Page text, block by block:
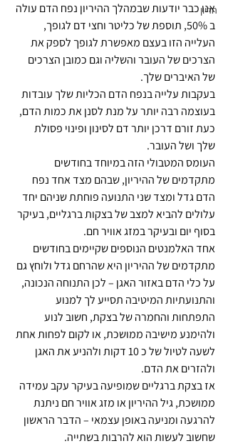
הריון
אנו כבר יודעות שבמהלך ההיריון נפח הדם עולה
ב 50%, תוספת של כליטר וחצי דם לגופך,
העלייה הזו בעצם מאפשרת לגופך לספק את
הצרכים של העובר והשליה וגם כמובן הצרכים
של האיברים שלך.
בעקבות עלייה בנפח הדם הכליות שלך עובדות
בעוצמה רבה יותר על מנת לסנן את כמות הדם,
כעת זורם דרכן יותר דם לסינון ופינוי פסולת
שלך ושל העובר.
העומס המטבולי הזה במיוחד בחודשים
מתקדמים של ההיריון, שבהם מצד אחד נפח
הדם גדל ומצד שני התנועה פוחתת שניהם יחד
עלולים להביא למצב של בצקות ברגליים, בעיקר
בסוף יום ובעיקר במזג אוויר חם.
אחד האלמנטים הנוספים שקיימים בחודשים
מתקדמים של ההיריון היא שהרחם גדל ולוחץ גם
על כלי הדם באזור האגן – לכן התנוחה הנכונה,
והתנועתיות המיטיבה תסייע לך למנוע
התפתחות והחמרה של בצקת, חשוב לנוע
ולהימנע מישיבה ממושכת, או לקום לפחות אחת
לשעה לטיול של כ 10 דקות ולהניע את האגן
ולהזרים את הדם.
אז בצקת ברגליים שמופיעה בעיקר עקב עמידה
ממושכת, גיל ההיריון או מזג אוויר חם ניתנת
להרגעה ומניעה באופן עצמאי – הדבר הראשון
שחשוב לעשות הוא להרבות בשתייה.